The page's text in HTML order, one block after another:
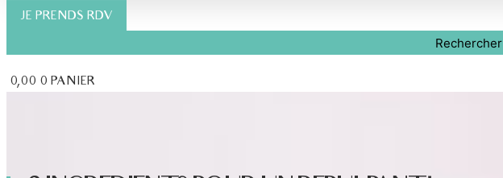
JE PRENDS RDV
Rechercher
0,00 0 PANIER